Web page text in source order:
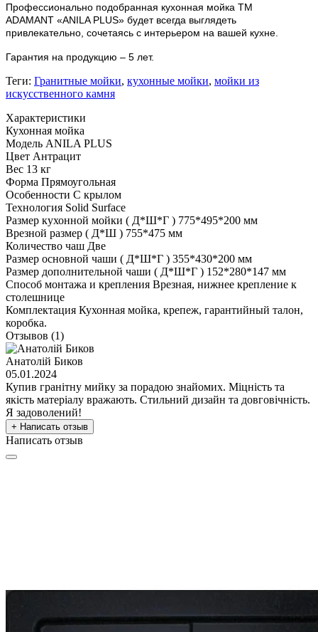
Профессионально подобранная кухонная мойка ТМ
ADAMANT «ANILA PLUS» будет всегда выглядеть
привлекательно, сочетаясь с интерьером на вашей кухне.
Гарантия на продукцию – 5 лет.
Теги: Гранитные мойки, кухонные мойки, мойки из
искусственного камня
Характеристики
Кухонная мойка
Модель ANILA PLUS
Цвет Антрацит
Вес 13 кг
Форма Прямоугольная
Особенности С крылом
Технология Solid Surface
Размер кухонной мойки ( Д*Ш*Г ) 775*495*200 мм
Врезной размер ( Д*Ш ) 755*475 мм
Количество чаш Две
Размер основной чаши ( Д*Ш*Г ) 355*430*200 мм
Размер дополнительной чаши ( Д*Ш*Г ) 152*280*147 мм
Способ монтажа и крепления Врезная, нижнее крепление к
столешнице
Комплектация Кухонная мойка, крепеж, гарантийный талон,
коробка.
Отзывов (1)
Анатолій Биков
05.01.2024
Купив гранітну мийку за порадою знайомих. Міцність та
якість матеріалу вражають. Стильний дизайн та довговічність.
Я задоволений!
+ Написать отзыв
Написать отзыв